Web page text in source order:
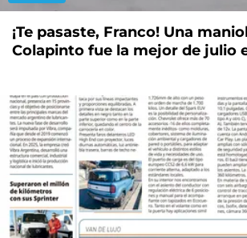
¡Te pasaste, Franco! Una
Colapinto fue la mejor de julio